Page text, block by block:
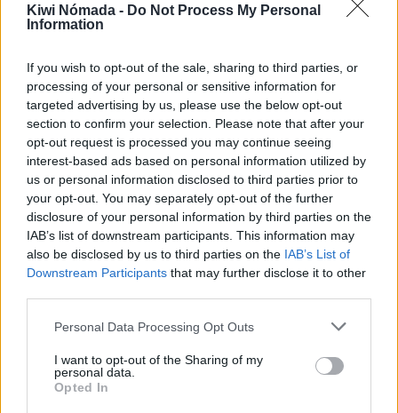
Kiwi Nómada - Do Not Process My Personal
Information
If you wish to opt-out of the sale, sharing to third parties, or
processing of your personal or sensitive information for
targeted advertising by us, please use the below opt-out
section to confirm your selection. Please note that after your
opt-out request is processed you may continue seeing
interest-based ads based on personal information utilized by
us or personal information disclosed to third parties prior to
your opt-out. You may separately opt-out of the further
disclosure of your personal information by third parties on the
IAB’s list of downstream participants. This information may
also be disclosed by us to third parties on the IAB’s List of
Downstream Participants that may further disclose it to other
Personal Data Processing Opt Outs
I want to opt-out of the Sharing of my
personal data.
Opted In
¿Hay tiendas de alimentos o supermercados?
Praga para nómadas digitales
Una vez detallados los puntos anteriores, ¿Praga
es un buen lugar para vivir como nómada digital?
Con una puntuación de 3,6/5,Praga es un buen
lugar para vivir como nómada digital
Puntos a favor y puntos en
contra
A continuación, vamos a listar algunos puntos a
favor y puntos de Praga para vivir como nómada